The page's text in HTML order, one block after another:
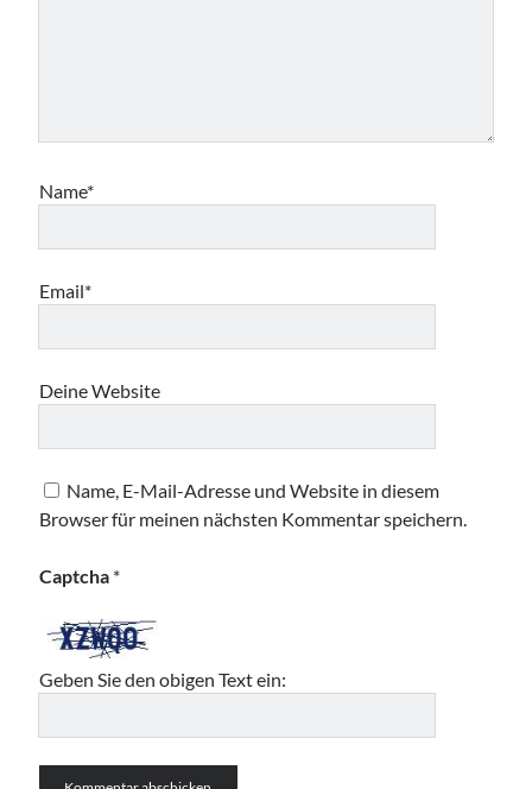
Name*
Email*
Deine Website
Name, E-Mail-Adresse und Website in diesem
Browser für meinen nächsten Kommentar speichern.
Captcha *
Geben Sie den obigen Text ein: